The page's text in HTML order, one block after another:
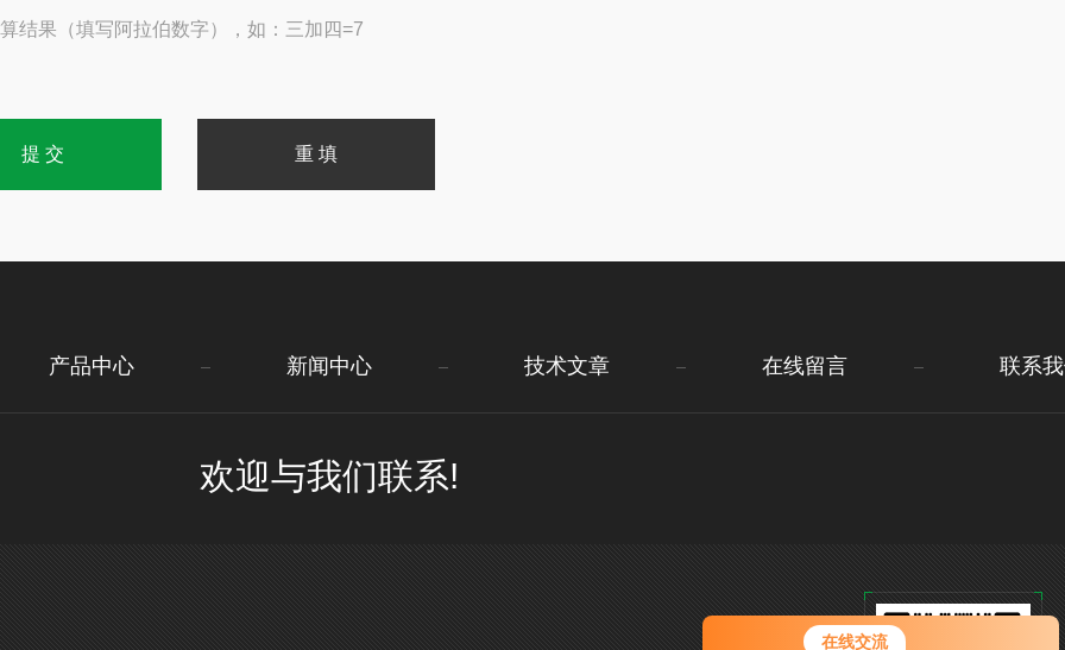
在线交流
结果（填写阿拉伯数字），如：三加四=7
产品中心 新闻中心 技术文章 在线留言 联系
欢迎与我们联系!